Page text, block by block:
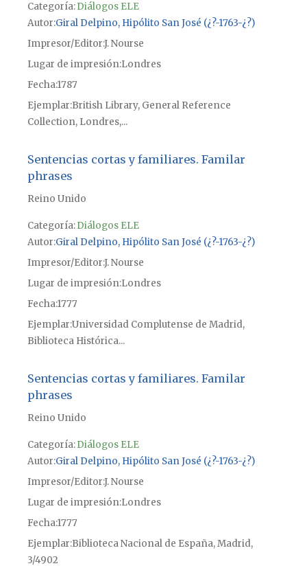
Categoría:Diálogos ELE
Autor Giral Delpino, Hipólito San José (¿?-1763-¿?)
Impresor/EditorJ. Nourse
Lugar de impresiónLondres
Fecha1787
Ejemplar British Library, General Reference
Collection, Londres,...
Sentencias cortas y familiares. Familar
phrases
Reino Unido
Categoría:Diálogos ELE
Autor Giral Delpino, Hipólito San José (¿?-1763-¿?)
Impresor/EditorJ. Nourse
Lugar de impresiónLondres
Fecha1777
Ejemplar Universidad Complutense de Madrid,
Biblioteca Histórica...
Sentencias cortas y familiares. Familar
phrases
Reino Unido
Categoría:Diálogos ELE
Autor Giral Delpino, Hipólito San José (¿?-1763-¿?)
Impresor/EditorJ. Nourse
Lugar de impresiónLondres
Fecha1777
Ejemplar Biblioteca Nacional de España, Madrid,
3/4902